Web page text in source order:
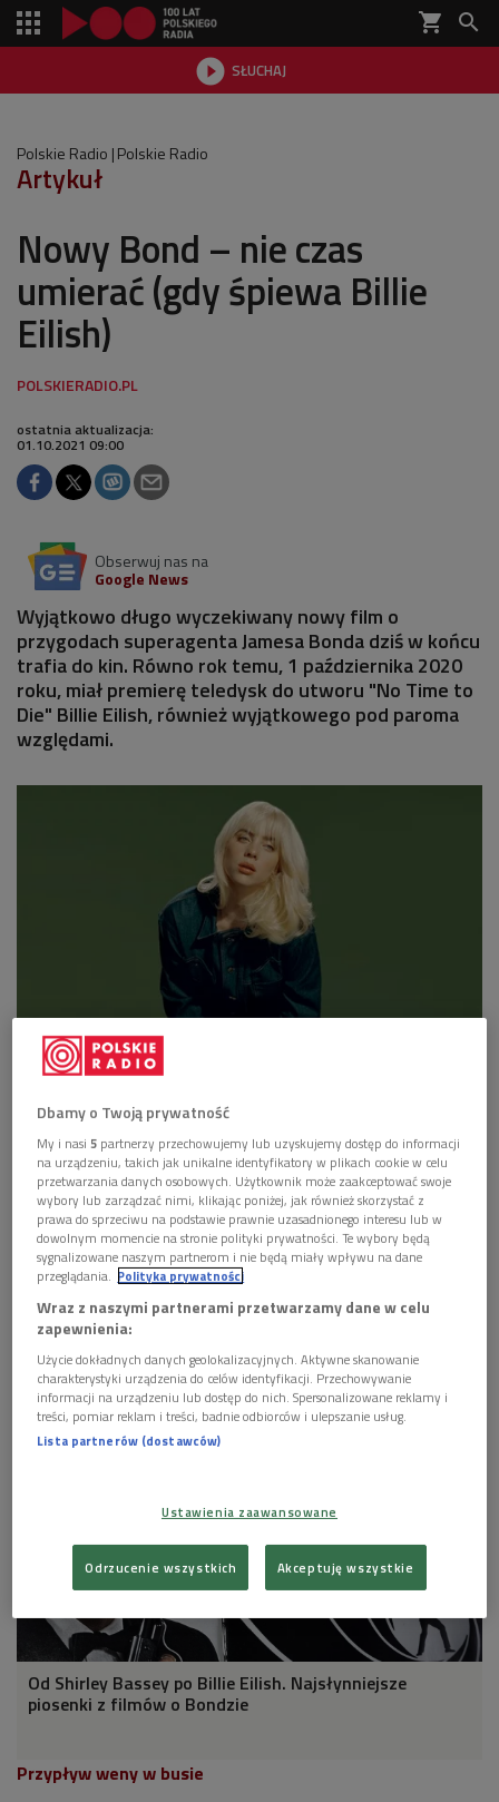
shopping_cart 
 SŁUCHAJ

Polskie Radio Polskie Radio
Artykuł
Nowy Bond – nie czas
umierać (gdy śpiewa Billie
Eilish)
ostatnia aktualizacja:
01.10.2021 09:00
Obserwuj nas na
Google News
Wyjątkowo długo wyczekiwany nowy film o
przygodach superagenta Jamesa Bonda dziś w końcu
trafia do kin. Równo rok temu, 1 października 2020
roku, miał premierę teledysk do utworu "No Time to
Die" Billie Eilish, również wyjątkowego pod paroma
względami.
Billie Eilish Foto: Universal Music/mat. prasowe
Wykonując piosenkę do najnowszego filmu o Bondzie, Billie
Eilish miała zaledwie 18 lat, co czyni ją zdecydowanie
najmłodszą artystką, jaka dostąpiła tego zaszczytu w całej
50-letniej historii słynnej filmowej serii. W przeciwieństwie do
kilku innych wokalistek, które dostały do zaśpiewania
"gotowca" stworzonego przez kompozytora ścieżki
dźwiękowej filmu (tak było np. z Shirley Bassey czy Nancy
Sinatrą), nastoletnia gwiazda amerykańskiej sceny muzycznej
wymyśliła swój utwór sama, a dokładnie z pomocą swojego
starszego brata Finneasa.
Od Shirley Bassey po Billie Eilish. Najsłynniejsze
piosenki z filmów o Bondzie
Przypływ weny w busie
Dbamy o Twoją prywatność
My i nasi5 partnerzy przechowujemy lub uzyskujemy dostęp do informacji
na urządzeniu, takich jak unikalne identyfikatory w plikach cookie w celu
przetwarzania danych osobowych. Użytkownik może zaakceptować swoje
wybory lub zarządzać nimi, klikając poniżej, jak również skorzystać z
prawa do sprzeciwu na podstawie prawnie uzasadnionego interesu lub w
dowolnym momencie na stronie polityki prywatności. Te wybory będą
sygnalizowane naszym partnerom i nie będą miały wpływu na dane
przeglądania. Polityka prywatności
Wraz z naszymi partnerami przetwarzamy dane w celu
zapewnienia:
Użycie dokładnych danych geolokalizacyjnych. Aktywne skanowanie
charakterystyki urządzenia do celów identyfikacji. Przechowywanie
informacji na urządzeniu lub dostęp do nich. Spersonalizowane reklamy i
treści, pomiar reklam i treści, badnie odbiorców i ulepszanie usług.
Lista partnerów (dostawców)
Ustawienia zaawansowane
Odrzucenie wszystkich Akceptuję wszystkie